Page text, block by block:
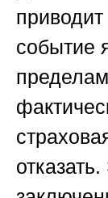
приводит
событие